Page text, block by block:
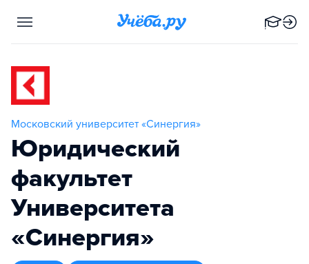
Московский университет «Синергия»
Юридический
факультет
Университета
«Синергия»